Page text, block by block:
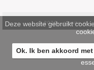
© 2026 -pinsite.nl-
Deze website gebruikt
Ok. Ik ben akkoord